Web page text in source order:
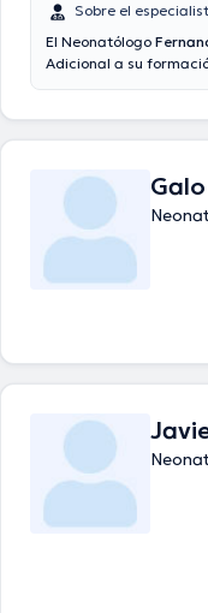
Sobre el
El Neonatólogo
Adicional a su
ha publicado